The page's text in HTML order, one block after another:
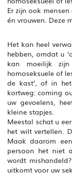
Er zijn ook
én vrouwen. Deze
Het kan heel
hebben, omdat u
kan moeilijk
homoseksuele of
de kast’, of in
kortweg: coming
uw gevoelens,
kleine stapjes.
Meestal schat u
het wilt vertellen.
Maak daarom
persoon het niet
wordt
uitkomt voor uw